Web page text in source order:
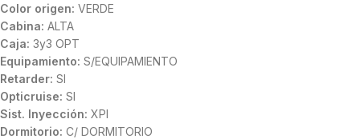
Color origen: VERDE
Cabina: ALTA
Caja: 3y3 OPT
Equipamiento: S/EQUIPAMIENTO
Retarder: SI
Opticruise: SI
Sist. Inyección: XPI
Dormitorio: C/ DORMITORIO